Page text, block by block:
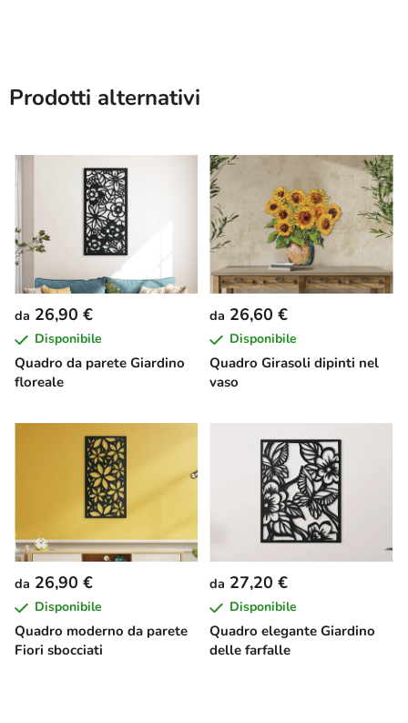
Prodotti alternativi
Quadro da parete Giardino
floreale
da 26,90 €
Disponibile
Quadro Girasoli dipinti nel
vaso
da 26,60 €
Disponibile
Quadro moderno da parete
Fiori sbocciati
da 26,90 €
Disponibile
Quadro elegante Giardino
delle farfalle
da 27,20 €
Disponibile